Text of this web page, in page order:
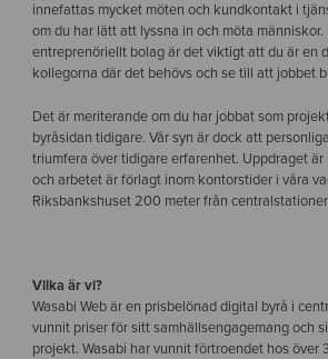
innefattas mycket möten och kundkontakt i
om du har lätt att lyssna in och möta människor.
entreprenöriellt bolag är det viktigt att du är en
kollegorna där det behövs och se till att jobbet
Det är meriterande om du har jobbat som
byråsidan tidigare. Vår syn är dock att
triumfera över tidigare erfarenhet. Uppdraget
och arbetet är förlagt inom kontorstider i våra
Riksbankshuset 200 meter från
Vilka är vi?
Wasabi Web är en prisbelönad digital byrå i
vunnit priser för sitt samhällsengagemang och
projekt. Wasabi har vunnit förtroendet hos över